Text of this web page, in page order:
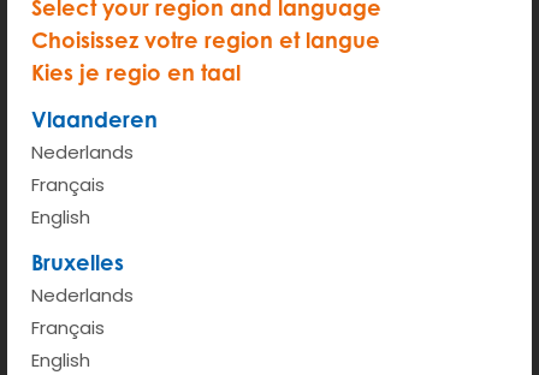
Select your region and language
Choisissez votre region et langue
Kies je regio en taal
Vlaanderen
Nederlands
Français
English
Bruxelles
Nederlands
Français
English
START
Uurprijs (van 6u - 00u)
Kilometerprijs < 100km